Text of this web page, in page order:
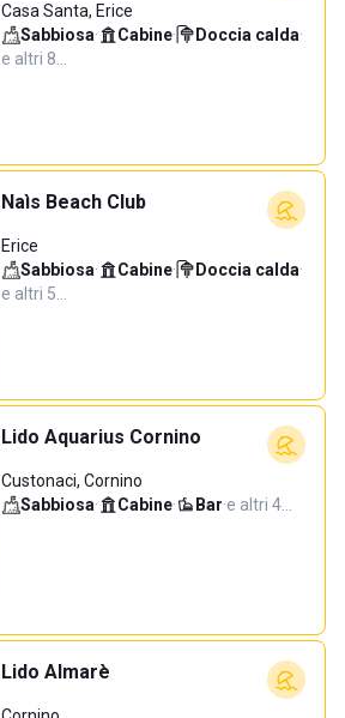
Casa Santa, Erice
Sabbiosa· Cabine· Doccia calda·
e altri 8…
Naìs Beach Club
Erice
Sabbiosa· Cabine· Doccia calda·
e altri 5…
Lido Aquarius Cornino
Custonaci, Cornino
Sabbiosa· Cabine· Bar·e altri 4…
Lido Almarè